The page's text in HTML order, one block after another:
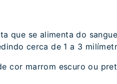
que se alimenta do
cerca de 1 a 3
cor marrom escuro ou